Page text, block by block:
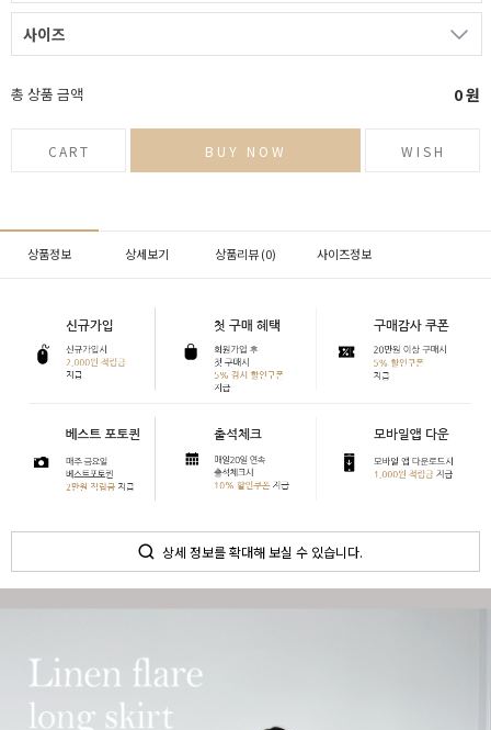
사이즈
총 상품 금액 0원
CART BUY NOW WISH
상품정보 상세보기 상품리뷰 (0) 사이즈정보
상세 정보를 확대해 보실 수 있습니다.